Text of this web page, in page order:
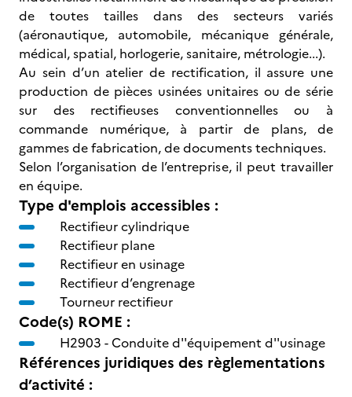
de toutes tailles dans des secteurs variés
(aéronautique, automobile, mécanique générale,
médical, spatial, horlogerie, sanitaire, métrologie...).
Au sein d’un atelier de rectification, il assure une
production de pièces usinées unitaires ou de série
sur des rectifieuses conventionnelles ou à
commande numérique, à partir de plans, de
gammes de fabrication, de documents techniques.
Selon l’organisation de l’entreprise, il peut travailler
en équipe.
Type d'emplois accessibles :
Rectifieur cylindrique
Rectifieur plane
Rectifieur en usinage
Rectifieur d’engrenage
Tourneur rectifieur
Code(s) ROME :
H2903 -Conduite d''équipement d''usinage
Références juridiques des règlementations
d’activité :